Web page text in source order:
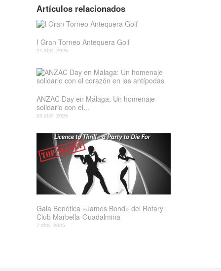
Artículos relacionados
I Gran Torneo Antequera Golf
21 abril, 2026
ANZAC Day en Málaga: Un homenaje
solidario con el...
20 abril, 2026
Gala Benéfica «James Bond» del Rotary
Club Marbella-Guadalmina
7 abril, 2025